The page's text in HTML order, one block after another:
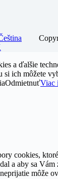
a ďalšie
si ich môžete
OdmietnuťViac
cookies,
a aby sa Vám
môže